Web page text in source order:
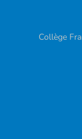
Collège